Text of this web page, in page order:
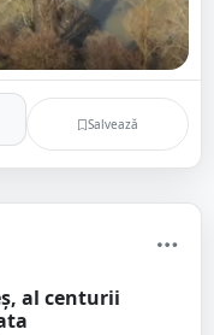
Salvează
al centurii